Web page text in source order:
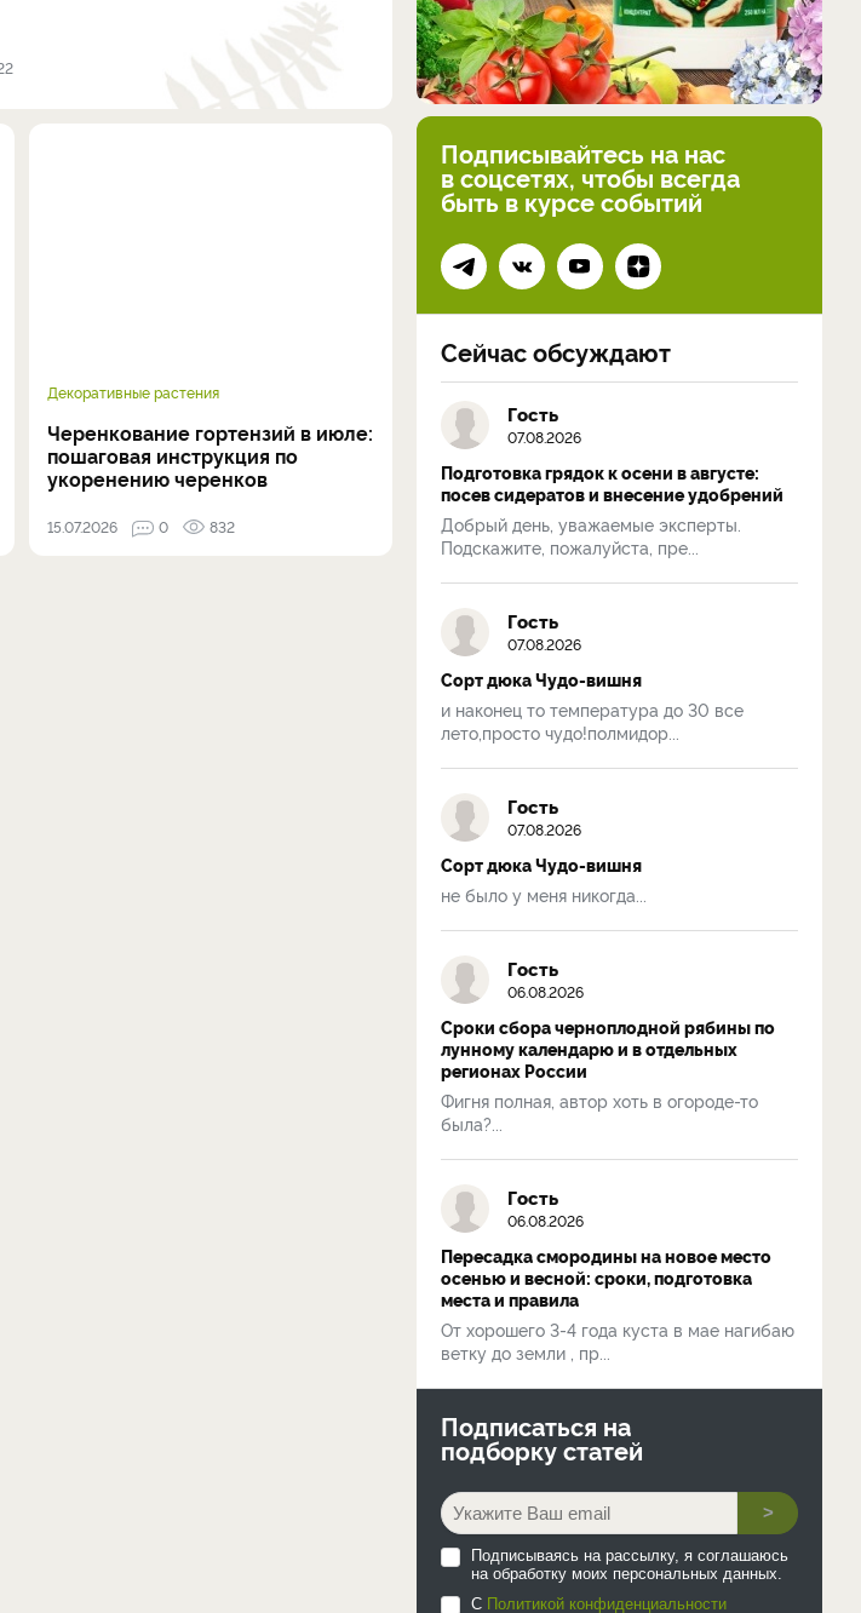
Декоративные растения
Черенкование гортензий в июле:
пошаговая инструкция по
укоренению черенков
15.07.2026 0 832
Подписывайтесь на нас
в соцсетях, чтобы всегда
быть в курсе событий
Сейчас обсуждают
Гость
07.08.2026
Подготовка грядок к осени в августе:
посев сидератов и внесение удобрений
Добрый день, уважаемые эксперты.
Подскажите, пожалуйста, пре...
Гость
07.08.2026
Сорт дюка Чудо-вишня
и наконец то температура до 30 все
лето,просто чудо!полмидор...
Гость
07.08.2026
Сорт дюка Чудо-вишня
не было у меня никогда...
Гость
06.08.2026
Сроки сбора черноплодной рябины по
лунному календарю и в отдельных
регионах России
Фигня полная, автор хоть в огороде-то
была?...
Гость
06.08.2026
Пересадка смородины на новое место
осенью и весной: сроки, подготовка
места и правила
От хорошего 3-4 года куста в мае нагибаю
ветку до земли , пр...
Подписаться на
подборку статей
>
Подписываясь на рассылку, я соглашаюсь
на обработку моих персональных данных.
С Политикой конфиденциальности